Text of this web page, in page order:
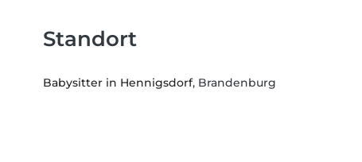
Standort
Babysitter in Hennigsdorf, Brandenburg